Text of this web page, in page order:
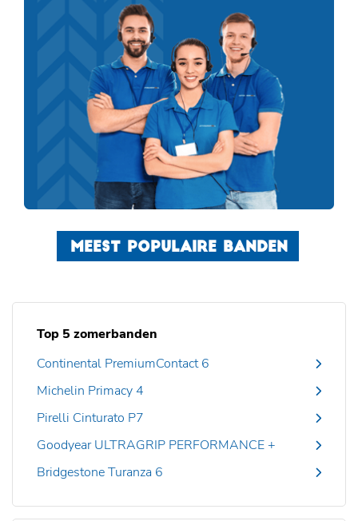
MEEST POPULAIRE BANDEN
Top 5 zomerbanden
Continental PremiumContact 6
Michelin Primacy 4
Pirelli Cinturato P7
Goodyear ULTRAGRIP PERFORMANCE +
Bridgestone Turanza 6